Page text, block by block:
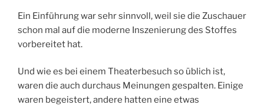
Ein Einführung war sehr sinnvoll, weil sie die Zuschauer
schon mal auf die moderne Inszenierung des Stoffes
vorbereitet hat.
Und wie es bei einem Theaterbesuch so üblich ist,
waren die auch durchaus Meinungen gespalten. Einige
waren begeistert, andere hatten eine etwas